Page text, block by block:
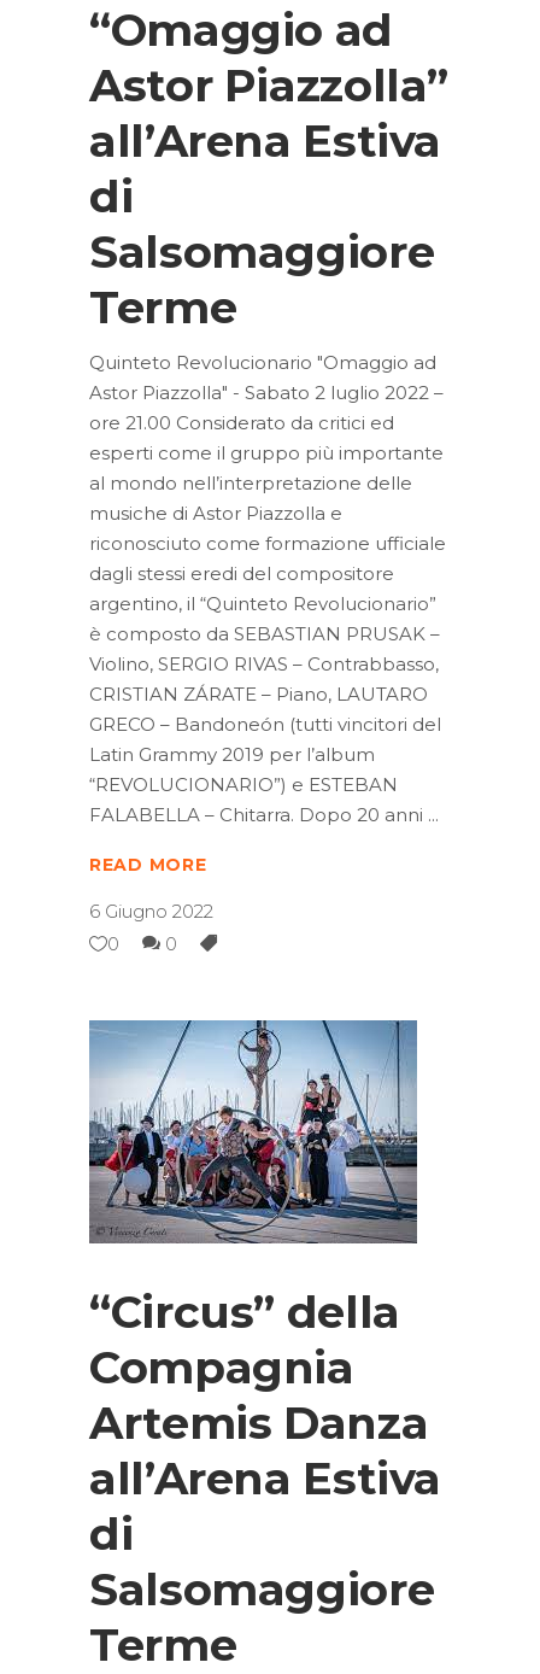
“Omaggio ad
Astor Piazzolla”
all’Arena Estiva
di
Salsomaggiore
Terme
Quinteto Revolucionario "Omaggio ad
Astor Piazzolla" - Sabato 2 luglio 2022 –
ore 21.00 Considerato da critici ed
esperti come il gruppo più importante
al mondo nell’interpretazione delle
musiche di Astor Piazzolla e
riconosciuto come formazione ufficiale
dagli stessi eredi del compositore
argentino, il “Quinteto Revolucionario”
è composto da SEBASTIAN PRUSAK –
Violino, SERGIO RIVAS – Contrabbasso,
CRISTIAN ZÁRATE – Piano, LAUTARO
GRECO – Bandoneón (tutti vincitori del
Latin Grammy 2019 per l’album
“REVOLUCIONARIO”) e ESTEBAN
FALABELLA – Chitarra. Dopo 20 anni
READ MORE
6 Giugno 2022
0
0
“Circus” della
Compagnia
Artemis Danza
all’Arena Estiva
di
Salsomaggiore
Terme